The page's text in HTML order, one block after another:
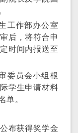
工作部办公室
后，将符合申
时间内报送至
委员会小组根
学生申请材料
单。
布获得奖学金